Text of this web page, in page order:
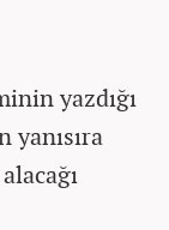
yazdığı
yanısıra